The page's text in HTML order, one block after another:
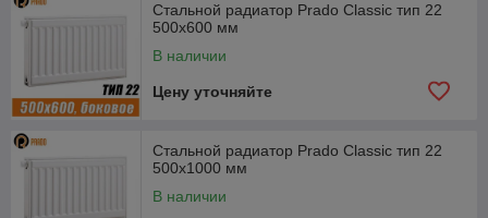
Стальной радиатор Prado Classic тип 22
500x600 мм
В наличии
Цену уточняйте
Стальной радиатор Prado Classic тип 22
500x1000 мм
В наличии